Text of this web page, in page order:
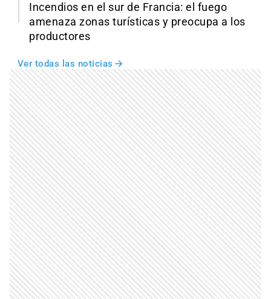
Incendios en el sur de Francia: el fuego
amenaza zonas turísticas y preocupa a los
productores
Ver todas las noticias